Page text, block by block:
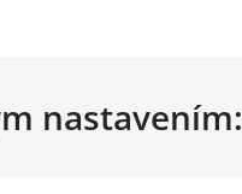
nastavením: